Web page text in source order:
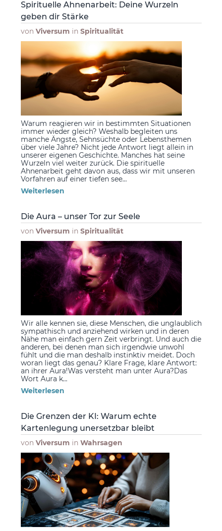
Spirituelle Ahnenarbeit: Deine Wurzeln
geben dir Stärke
von Viversum in Spiritualität
Warum reagieren wir in bestimmten Situationen
immer wieder gleich? Weshalb begleiten uns
manche Ängste, Sehnsüchte oder Lebensthemen
über viele Jahre? Nicht jede Antwort liegt allein in
unserer eigenen Geschichte. Manches hat seine
Wurzeln viel weiter zurück. Die spirituelle
Ahnenarbeit geht davon aus, dass wir mit unseren
Vorfahren auf einer tiefen see...
Weiterlesen
Die Aura – unser Tor zur Seele
von Viversum in Spiritualität
Wir alle kennen sie, diese Menschen, die unglaublich
sympathisch und anziehend wirken und in deren
Nähe man einfach gern Zeit verbringt. Und auch die
anderen, bei denen man sich irgendwie unwohl
fühlt und die man deshalb instinktiv meidet. Doch
woran liegt das genau? Klare Frage, klare Antwort:
an ihrer Aura!Was versteht man unter Aura?Das
Wort Aura k...
Weiterlesen
Die Grenzen der KI: Warum echte
Kartenlegung unersetzbar bleibt
von Viversum in Wahrsagen